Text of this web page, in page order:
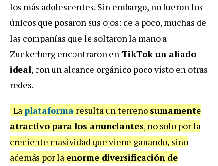
los más adolescentes. Sin embargo, no fueron los
únicos que posaron sus ojos: de a poco, muchas de
las compañías que le soltaron la mano a
Zuckerberg encontraron en TikTok un aliado
ideal, con un alcance orgánico poco visto en otras
redes.
"Laplataforma resulta un terreno sumamente
atractivo para los anunciantes, no solo por la
creciente masividad que viene ganando, sino
además por la enorme diversificación de